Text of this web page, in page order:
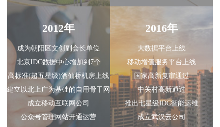
2012年
成为朝阳区文创副会长单位
北京IDC数据中心增加到7个
高标准(超五星级)酒仙桥机房上线
建立以北上广为基础的自用骨干网
成立移动互联网公司
公众号管理网站开通运营
2016年
大数据平台上线
移动增值服务平台上线
国家高新复审通过
中关村高新通过
推出七星级IDC智能运维
成立武汉云公司